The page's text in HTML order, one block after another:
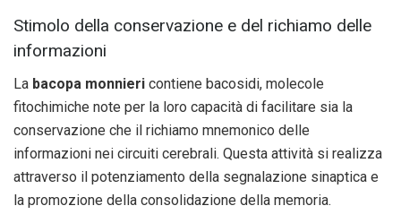
Stimolo della conservazione e del richiamo delle
informazioni
La bacopa monnieri contiene bacosidi, molecole
fitochimiche note per la loro capacità di facilitare sia la
conservazione che il richiamo mnemonico delle
informazioni nei circuiti cerebrali. Questa attività si realizza
attraverso il potenziamento della segnalazione sinaptica e
la promozione della consolidazione della memoria.